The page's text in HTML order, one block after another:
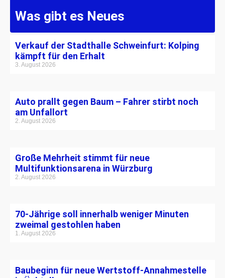
Was gibt es Neues
Verkauf der Stadthalle Schweinfurt: Kolping
kämpft für den Erhalt
3. August 2026
Auto prallt gegen Baum – Fahrer stirbt noch
am Unfallort
2. August 2026
Große Mehrheit stimmt für neue
Multifunktionsarena in Würzburg
2. August 2026
70-Jährige soll innerhalb weniger Minuten
zweimal gestohlen haben
1. August 2026
Baubeginn für neue Wertstoff-Annahmestelle